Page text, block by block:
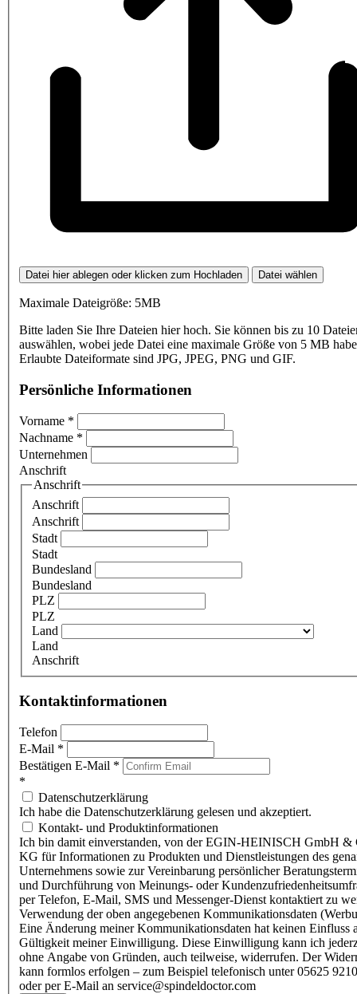
Datei hier ablegen oder klicken zum Hochladen Datei wählen
Maximale Dateigröße: 5MB
Bitte laden Sie Ihre Dateien hier hoch. Sie können bis zu 10
auswählen, wobei jede Datei eine maximale Größe von 5 MB
Erlaubte Dateiformate sind JPG, JPEG, PNG und GIF.
Persönliche Informationen
Vorname *
Nachname *
Unternehmen
Anschrift
Anschrift
Anschrift
Anschrift
Stadt
Stadt
Bundesland
Bundesland
PLZ
PLZ
Land
Land
Anschrift
Kontaktinformationen
Telefon
E-Mail *
Bestätigen E-Mail *
*
Datenschutzerklärung
Ich habe die Datenschutzerklärung gelesen und akzeptiert.
Kontakt- und Produktinformationen
Ich bin damit einverstanden, von der EGIN-HEINISCH GmbH &
KG für Informationen zu Produkten und Dienstleistungen des
Unternehmens sowie zur Vereinbarung persönlicher
und Durchführung von Meinungs- oder
per Telefon, E-Mail, SMS und Messenger-Dienst kontaktiert zu
Verwendung der oben angegebenen Kommunikationsdaten
Eine Änderung meiner Kommunikationsdaten hat keinen Einfluss
Gültigkeit meiner Einwilligung. Diese Einwilligung kann ich
ohne Angabe von Gründen, auch teilweise, widerrufen. Der
kann formlos erfolgen – zum Beispiel telefonisch unter 05625
oder per E-Mail an service@spindeldoctor.com